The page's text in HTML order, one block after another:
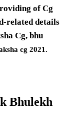
of Cg
related details
Cg, bhu
cg 2021.
Bhulekh